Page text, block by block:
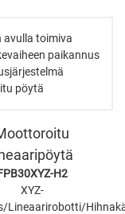
H2
XYZ-
Lineaarirobotti/